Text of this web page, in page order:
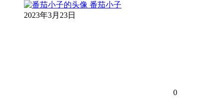
番茄小子
2023年3月23日
0